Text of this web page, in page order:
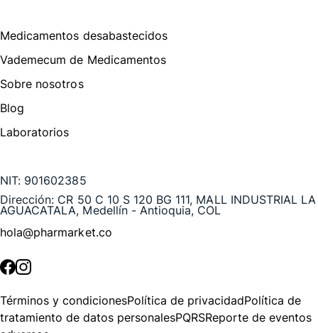
Medicamentos desabastecidos
Vademecum de Medicamentos
Sobre nosotros
Blog
Laboratorios
NIT: 901602385
Dirección: CR 50 C 10 S 120 BG 111, MALL INDUSTRIAL LA
AGUACATALA, Medellín - Antioquia, COL
hola@pharmarket.co
Términos y condicionesPolítica de privacidadPolítica de
tratamiento de datos personalesPQRSReporte de eventos